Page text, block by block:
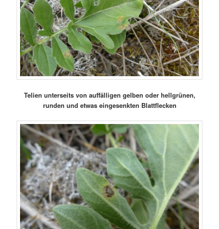
Telien unterseits von auffälligen gelben oder hellgrünen,
runden und etwas eingesenkten Blattflecken